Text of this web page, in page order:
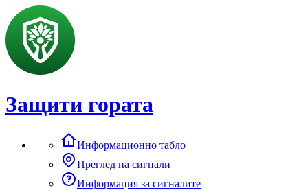
Защити гората
Информационно табло
Преглед на сигнали
Информация за сигналите